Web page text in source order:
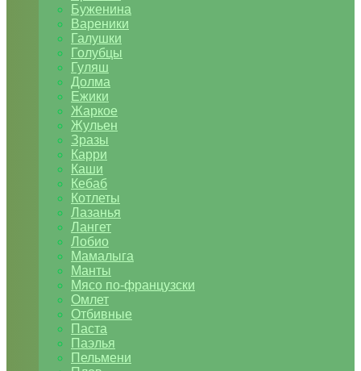
Буженина
Вареники
Галушки
Голубцы
Гуляш
Долма
Ежики
Жаркое
Жульен
Зразы
Карри
Каши
Кебаб
Котлеты
Лазанья
Лангет
Лобио
Мамалыга
Манты
Мясо по-французски
Омлет
Отбивные
Паста
Паэлья
Пельмени